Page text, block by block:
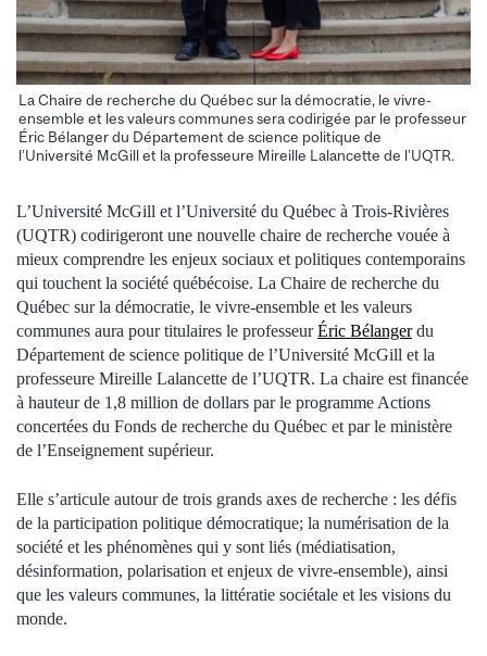
La Chaire de recherche du Québec sur la démocratie, le vivre-
ensemble et les valeurs communes sera codirigée par le professeur
Éric Bélanger du Département de science politique de
l’Université McGill et la professeure Mireille Lalancette de l’UQTR.
L’Université McGill et l’Université du Québec à Trois-Rivières
(UQTR) codirigeront une nouvelle chaire de recherche vouée à
mieux comprendre les enjeux sociaux et politiques contemporains
qui touchent la société québécoise. La Chaire de recherche du
Québec sur la démocratie, le vivre-ensemble et les valeurs
communes aura pour titulaires le professeurÉric Bélangerdu
Département de science politique de l’Université McGill et la
professeure Mireille Lalancette de l’UQTR. La chaire est financée
à hauteur de 1,8 million de dollars par le programme Actions
concertées du Fonds de recherche du Québec et par le ministère
de l’Enseignement supérieur.
Elle s’articule autour de trois grands axes de recherche : les défis
de la participation politique démocratique; la numérisation de la
société et les phénomènes qui y sont liés (médiatisation,
désinformation, polarisation et enjeux de vivre-ensemble), ainsi
que les valeurs communes, la littératie sociétale et les visions du
monde.